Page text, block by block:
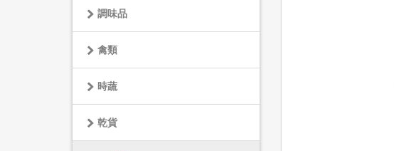
調味品
禽類
時蔬
乾貨